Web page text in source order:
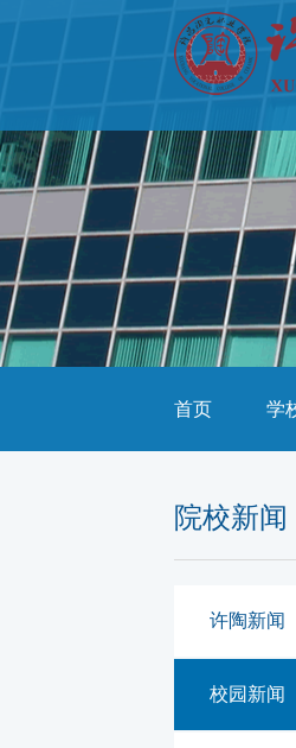
首页 学
院校新闻
许陶新闻
校园新闻